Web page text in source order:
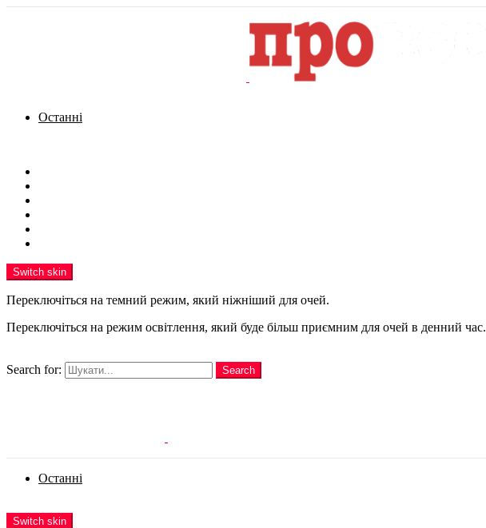
Останні
Switch skin
Переключіться на темний режим, який ніжніший для очей.
Переключіться на режим освітлення, який буде більш приємним для очей в денний час.
Search for:
Search
Останні
Switch skin